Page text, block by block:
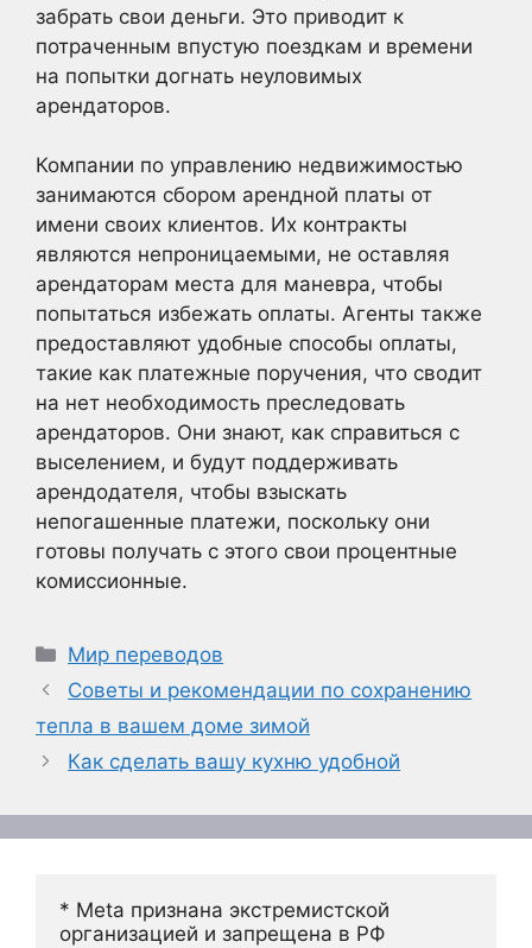
забрать свои деньги. Это приводит к
потраченным впустую поездкам и времени
на попытки догнать неуловимых
арендаторов.
Компании по управлению недвижимостью
занимаются сбором арендной платы от
имени своих клиентов. Их контракты
являются непроницаемыми, не оставляя
арендаторам места для маневра, чтобы
попытаться избежать оплаты. Агенты также
предоставляют удобные способы оплаты,
такие как платежные поручения, что сводит
на нет необходимость преследовать
арендаторов. Они знают, как справиться с
выселением, и будут поддерживать
арендодателя, чтобы взыскать
непогашенные платежи, поскольку они
готовы получать с этого свои процентные
комиссионные.
Рубрики
Мир переводов
Советы и рекомендации по сохранению
тепла в вашем доме зимой
Как сделать вашу кухню удобной
* Meta признана экстремистской
организацией и запрещена в РФ